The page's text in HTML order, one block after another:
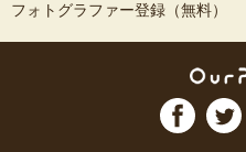
フォトグラファー登録（無料）